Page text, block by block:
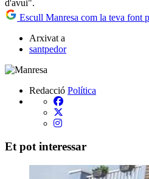
d'avui".
Escull Manresa com la teva font
Arxivat a
santpedor
Redacció Política
Et pot interessar